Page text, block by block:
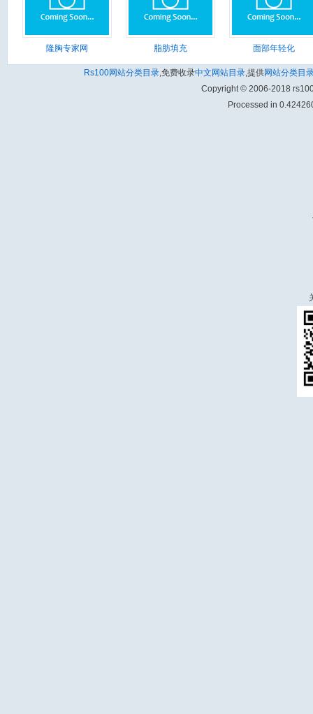
隆胸专家网 脂肪填充 面部年轻化
Rs100网站分类目录,免费收录中文网站目录,提供网站分类目
Copyright © 2006-2018
Processed in